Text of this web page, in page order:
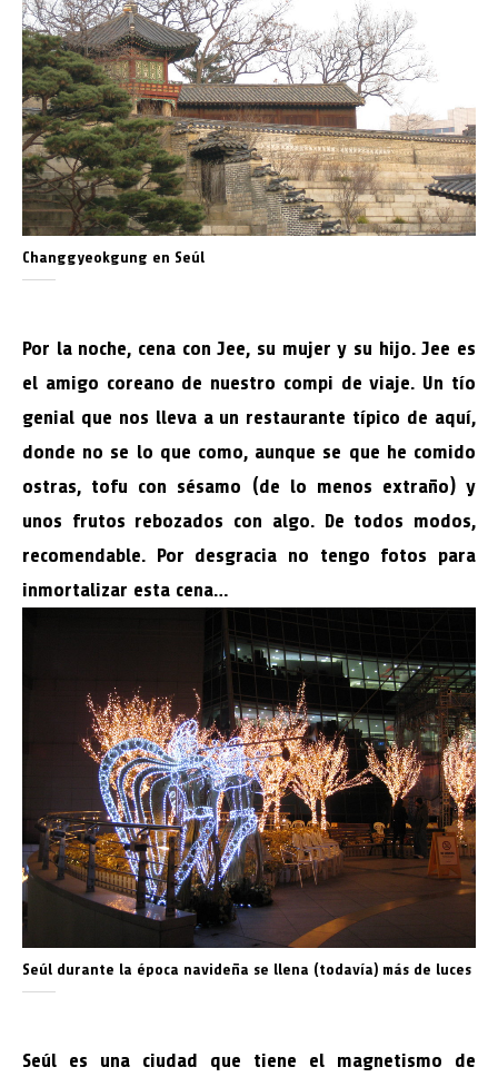
Changgyeokgung en Seúl
Por la noche, cena con Jee, su mujer y su hijo. Jee es
el amigo coreano de nuestro compi de viaje. Un tío
genial que nos lleva a un restaurante típico de aquí,
donde no se lo que como, aunque se que he comido
ostras, tofu con sésamo (de lo menos extraño) y
unos frutos rebozados con algo. De todos modos,
recomendable. Por desgracia no tengo fotos para
inmortalizar esta cena…
Seúl durante la época navideña se llena (todavía) más de luces
Seúl es una ciudad que tiene el magnetismo de